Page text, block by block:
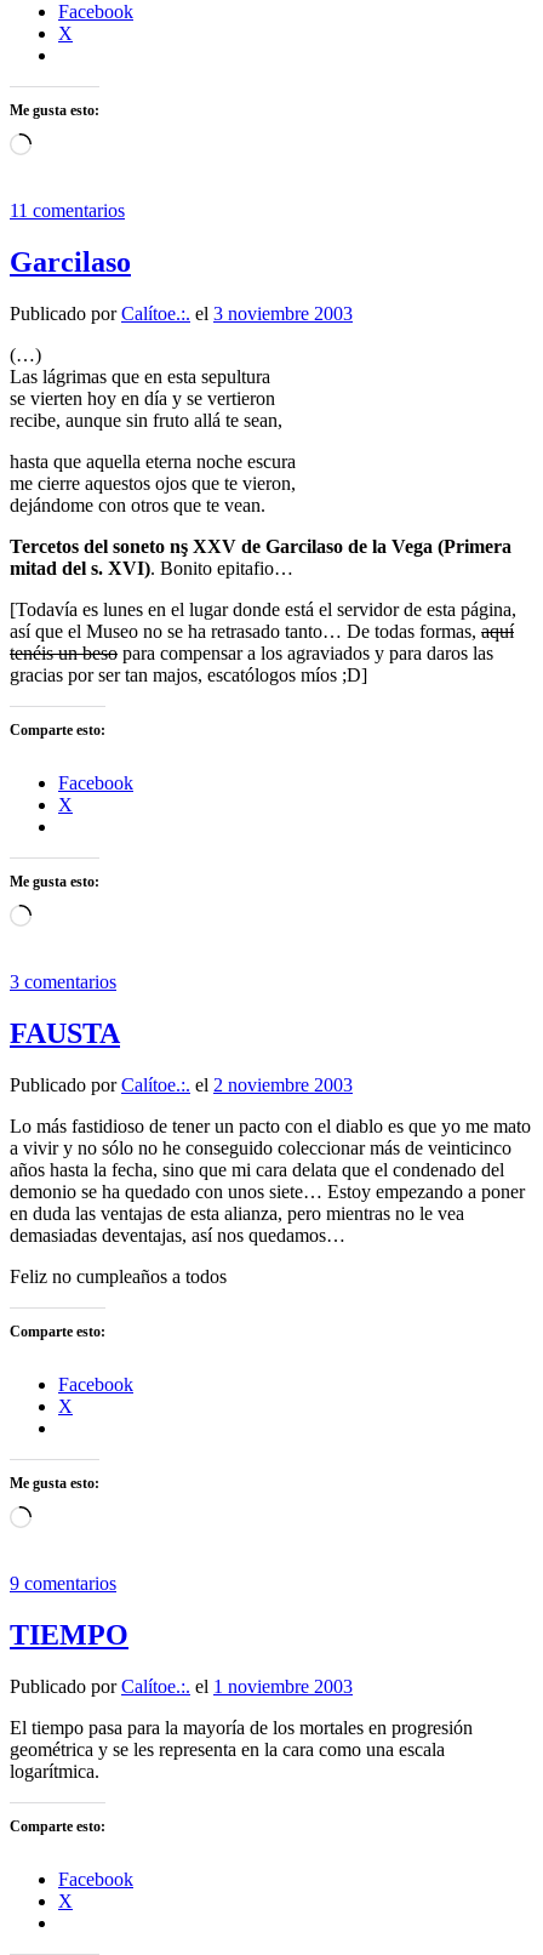
Facebook
X
Me gusta esto:
Cargando...
11 comentarios
Garcilaso
Publicado porCalítoe.:. el 3 noviembre 2003
(…)
Las lágrimas que en esta sepultura
se vierten hoy en día y se vertieron
recibe, aunque sin fruto allá te sean,
hasta que aquella eterna noche escura
me cierre aquestos ojos que te vieron,
dejándome con otros que te vean.
Tercetos del soneto nş XXV de Garcilaso de la Vega (Primera
mitad del s. XVI). Bonito epitafio…
[Todavía es lunes en el lugar donde está el servidor de esta página,
así que el Museo no se ha retrasado tanto… De todas formas, aquí
tenéis un beso para compensar a los agraviados y para daros las
gracias por ser tan majos, escatólogos míos ;D]
Comparte esto:
Facebook
X
Me gusta esto:
Cargando...
3 comentarios
FAUSTA
Publicado porCalítoe.:. el 2 noviembre 2003
Lo más fastidioso de tener un pacto con el diablo es que yo me mato
a vivir y no sólo no he conseguido coleccionar más de veinticinco
años hasta la fecha, sino que mi cara delata que el condenado del
demonio se ha quedado con unos siete… Estoy empezando a poner
en duda las ventajas de esta alianza, pero mientras no le vea
demasiadas deventajas, así nos quedamos…
Feliz no cumpleaños a todos
Comparte esto:
Facebook
X
Me gusta esto:
Cargando...
9 comentarios
TIEMPO
Publicado porCalítoe.:. el 1 noviembre 2003
El tiempo pasa para la mayoría de los mortales en progresión
geométrica y se les representa en la cara como una escala
logarítmica.
Comparte esto:
Facebook
X